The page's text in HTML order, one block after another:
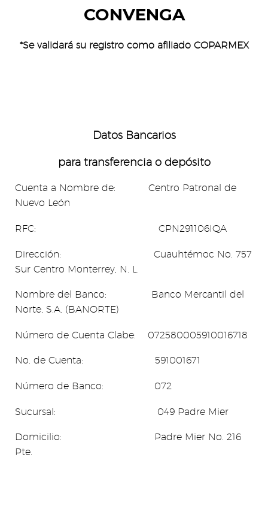
CONVENGA
*Se validará su registro como afiliado COPARMEX
Datos Bancarios
para transferencia o depósito
Cuenta a Nombre de: Centro Patronal de
Nuevo León
RFC: CPN291106IQA
Dirección: Cuauhtémoc No. 757
Sur Centro Monterrey, N. L.
Nombre del Banco: Banco Mercantil del
Norte, S.A. (BANORTE)
Número de Cuenta Clabe: 072580005910016718
No. de Cuenta: 591001671
Número de Banco: 072
Sucursal: 049 Padre Mier
Domicilio: Padre Mier No. 216
Pte.